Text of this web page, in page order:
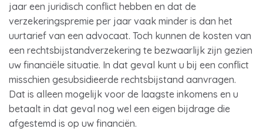
jaar een juridisch conflict hebben en dat de
verzekeringspremie per jaar vaak minder is dan het
uurtarief van een advocaat. Toch kunnen de kosten van
een rechtsbijstandverzekering te bezwaarlijk zijn gezien
uw financiële situatie. In dat geval kunt u bij een conflict
misschien gesubsidieerde rechtsbijstand aanvragen.
Dat is alleen mogelijk voor de laagste inkomens en u
betaalt in dat geval nog wel een eigen bijdrage die
afgestemd is op uw financiën.